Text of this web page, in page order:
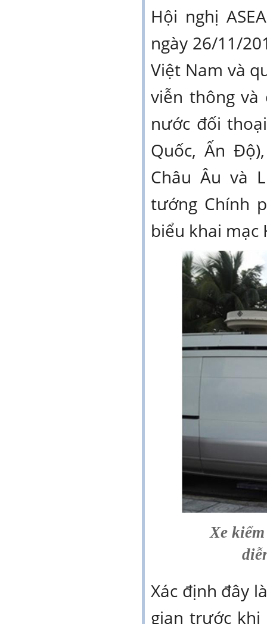
Hội nghị
ngày 26/11/
Việt Nam và
viễn thông và
nước đối
Quốc, Ấn
Châu Âu và
tướng Chính
biểu khai mạc
Xe
Xác định đây
gian trước